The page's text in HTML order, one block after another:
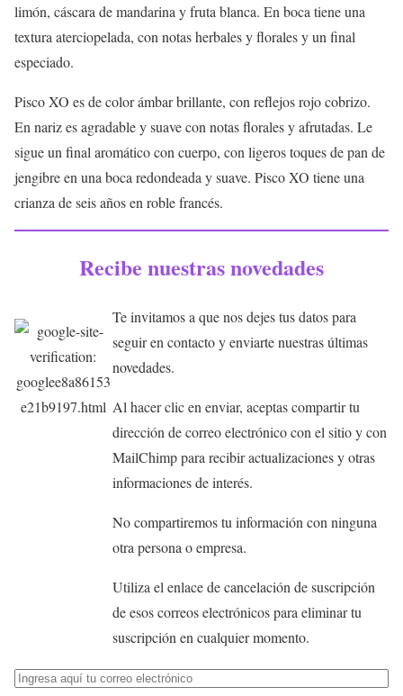
limón, cáscara de mandarina y fruta blanca. En boca tiene una
textura aterciopelada, con notas herbales y florales y un final
especiado.
Pisco XO es de color ámbar brillante, con reflejos rojo cobrizo.
En nariz es agradable y suave con notas florales y afrutadas. Le
sigue un final aromático con cuerpo, con ligeros toques de pan de
jengibre en una boca redondeada y suave. Pisco XO tiene una
crianza de seis años en roble francés.
Recibe nuestras novedades
Te invitamos a que nos dejes tus datos para
seguir en contacto y enviarte nuestras últimas
novedades.
Al hacer clic en enviar, aceptas compartir tu
dirección de correo electrónico con el sitio y con
MailChimp para recibir actualizaciones y otras
informaciones de interés.
No compartiremos tu información con ninguna
otra persona o empresa.
Utiliza el enlace de cancelación de suscripción
de esos correos electrónicos para eliminar tu
suscripción en cualquier momento.